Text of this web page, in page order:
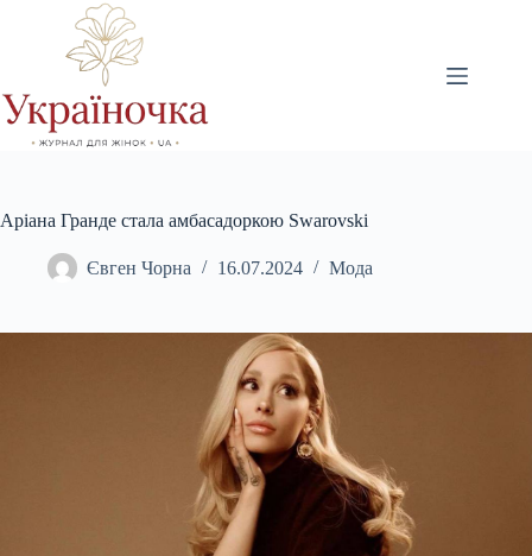
Аріана Гранде стала амбасадоркою Swarovski
Євген Чорна 16.07.2024 Мода